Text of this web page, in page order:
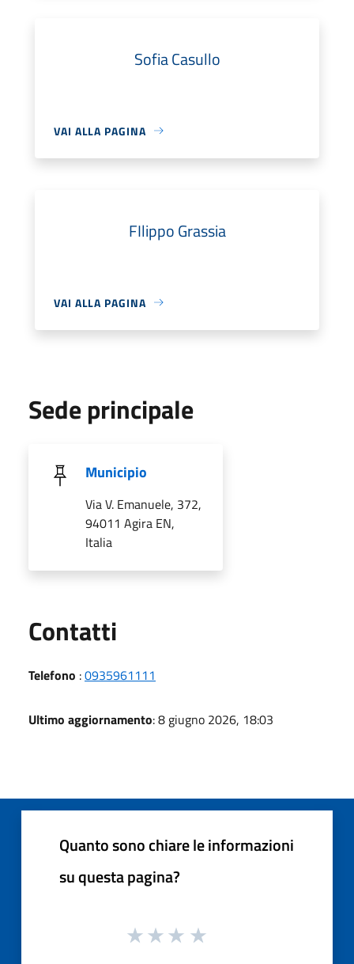
Sofia Casullo
VAI ALLA PAGINA
FIlippo Grassia
VAI ALLA PAGINA
Sede principale
Municipio
Via V. Emanuele, 372,
94011 Agira EN,
Italia
Contatti
Telefono :0935961111
Ultimo aggiornamento: 8 giugno 2026, 18:03
Quanto sono chiare le informazioni
su questa pagina?